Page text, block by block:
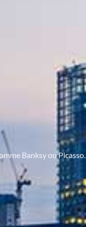
Banksy ou Picasso.